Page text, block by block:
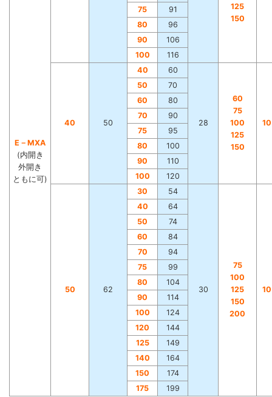
E－MXA
(内開き
外開き
ともに可)
125
150
75
91
80
96
90
106
100
116
40 50
40 60
28
60
75
100
125
150
50
70
60
80
70
90
75
95
80
100
90
110
100
120
50 62
30 54
30
75
100
125
150
200
40
64
50
74
60
84
70
94
75
99
80
104
90
114
100
124
120
144
125
149
140
164
150
174
175
199